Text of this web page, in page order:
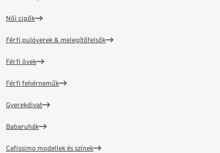
Női cipők
Férfi pulóverek & melegítőfelsők
Férfi övek
Férfi fehérneműk
Gyerekdivat
Babaruhák
Cafissimo modellek és színek